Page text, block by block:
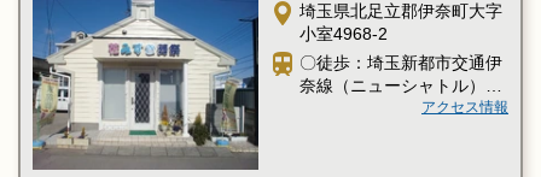
埼玉県北足立郡伊奈町大字
小室4968-2
〇徒歩：埼玉新都市交通伊
奈線（ニューシャトル）
「志久駅」より徒歩１分
アクセス情報